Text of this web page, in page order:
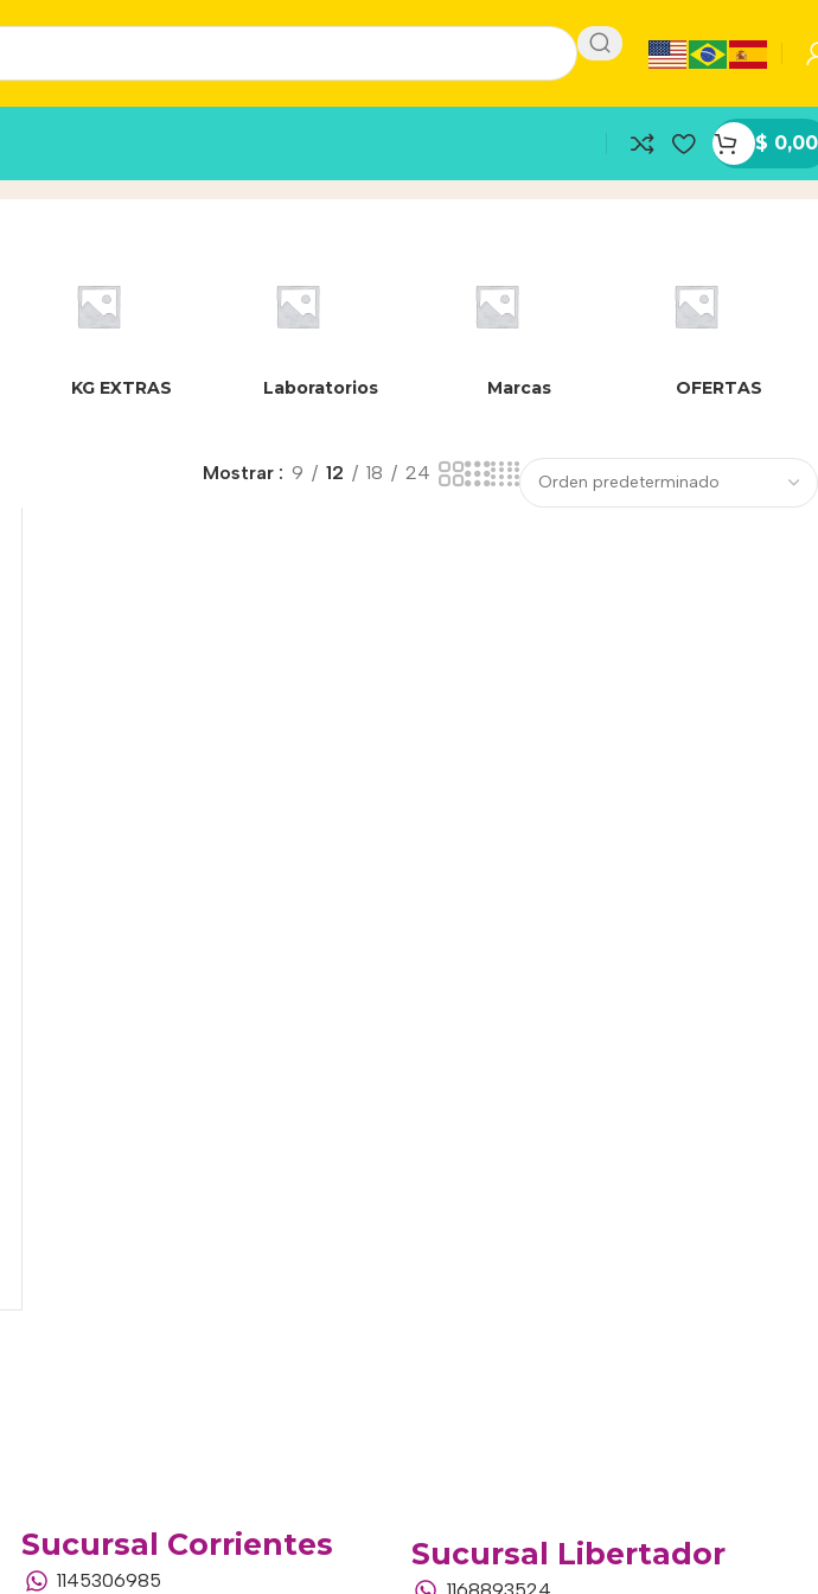
$ 0,00
KG EXTRAS Laboratorios Marcas OFERTAS
Mostrar 9 12 18 24
Sucursal Corrientes
1145306985
Sucursal Libertador